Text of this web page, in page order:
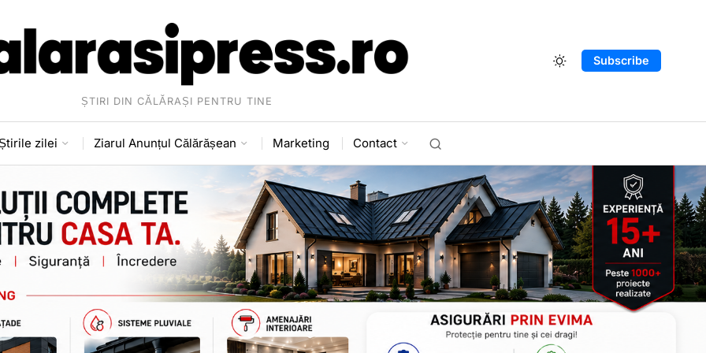
ȘTIRI DIN CĂLĂRAȘI PENTRU TINE
Subscribe
zilei Ziarul Anunțul Călărășean Marketing Contact